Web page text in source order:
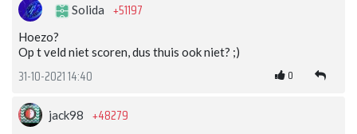
Solida +51197
Hoezo?
Op t veld niet scoren, dus thuis ook niet? ;)
31-10-2021 14:40 0
jack98 +48279